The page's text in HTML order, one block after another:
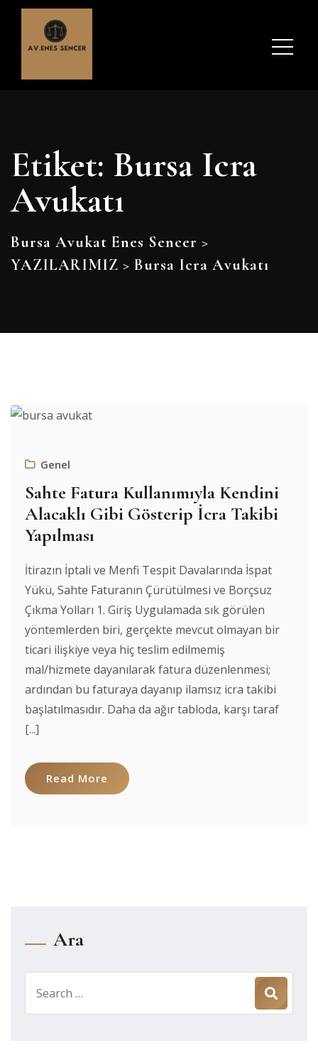
Etiket: Bursa Icra
Avukatı
Bursa Avukat Enes Sencer >
YAZILARIMIZ > Bursa Icra Avukatı
Genel
Sahte Fatura Kullanımıyla Kendini
Alacaklı Gibi Gösterip İcra Takibi
Yapılması
İtirazın İptali ve Menfi Tespit Davalarında İspat
Yükü, Sahte Faturanın Çürütülmesi ve Borçsuz
Çıkma Yolları 1. Giriş Uygulamada sık görülen
yöntemlerden biri, gerçekte mevcut olmayan bir
ticari ilişkiye veya hiç teslim edilmemiş
mal/hizmete dayanılarak fatura düzenlenmesi;
ardından bu faturaya dayanıp ilamsız icra takibi
başlatılmasıdır. Daha da ağır tabloda, karşı taraf
[...]
Read More
Ara
for: